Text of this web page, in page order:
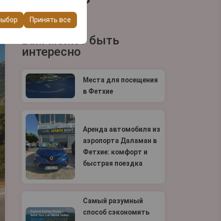
и других
Принять все
Вам может быть
интересно
Места для посещения
в Фетхие
Аренда автомобиля из
аэропорта Даламан в
Фетхие: комфорт и
быстрая поездка
Самый разумный
способ сэкономить